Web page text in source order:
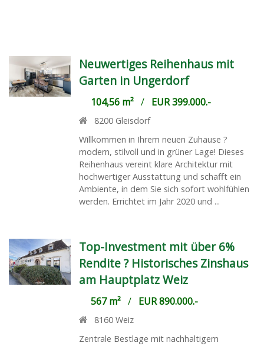
Neuwertiges Reihenhaus mit
Garten in Ungerdorf
104,56 m²/ EUR 399.000.-
8200 Gleisdorf
Willkommen in Ihrem neuen Zuhause ?
modern, stilvoll und in grüner Lage! Dieses
Reihenhaus vereint klare Architektur mit
hochwertiger Ausstattung und schafft ein
Ambiente, in dem Sie sich sofort wohlfühlen
werden. Errichtet im Jahr 2020 und ...
Top-Investment mit über 6%
Rendite ? Historisches Zinshaus
am Hauptplatz Weiz
567 m²/ EUR 890.000.-
8160 Weiz
Zentrale Bestlage mit nachhaltigem